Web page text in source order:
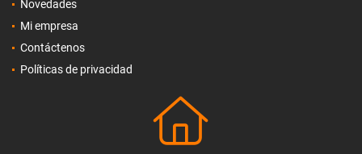
Novedades
Mi empresa
Contáctenos
Políticas de privacidad